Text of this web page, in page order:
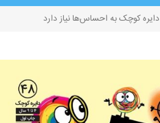
دایره کوچک به احساس‌ها نیاز دارد